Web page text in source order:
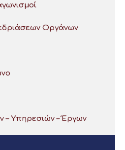
Οργάνων
– Υπηρεσιών – Έργων